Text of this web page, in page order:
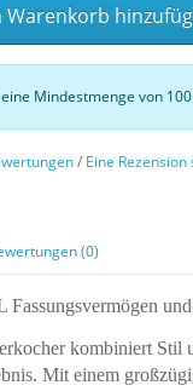
Warenkorb
Mindestmenge von 100
/ Eine
(0)
Fassungsvermögen
kombiniert Stil
Mit einem